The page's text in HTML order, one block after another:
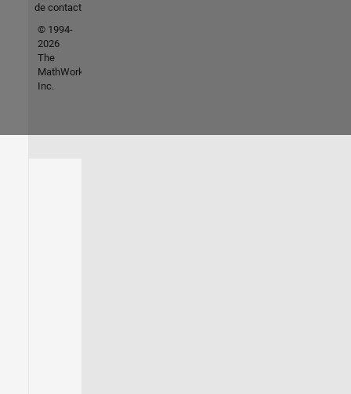
de contacto
© 1994-
2026
The
MathWorks,
Inc.